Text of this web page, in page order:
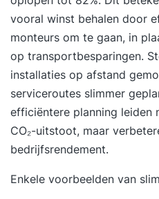
vooral winst behalen door
monteurs om te gaan, in
op transportbesparingen.
installaties op afstand
serviceroutes slimmer
efficiëntere planning leiden
CO₂-uitstoot, maar
bedrijfsrendement.
Enkele voorbeelden van